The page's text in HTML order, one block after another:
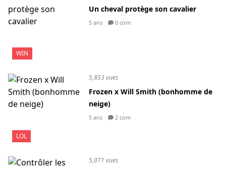
WIN
Un cheval protège son cavalier
5 ans 0 com
LOL
5,853 vues
Frozen x Will Smith (bonhomme de
neige)
5 ans 2 com
5,071 vues